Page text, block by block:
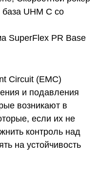
UHM C со
SuperFlex PR Base
Circuit (EMC)
и подавления
возникают в
если их не
контроль над
на устойчивость